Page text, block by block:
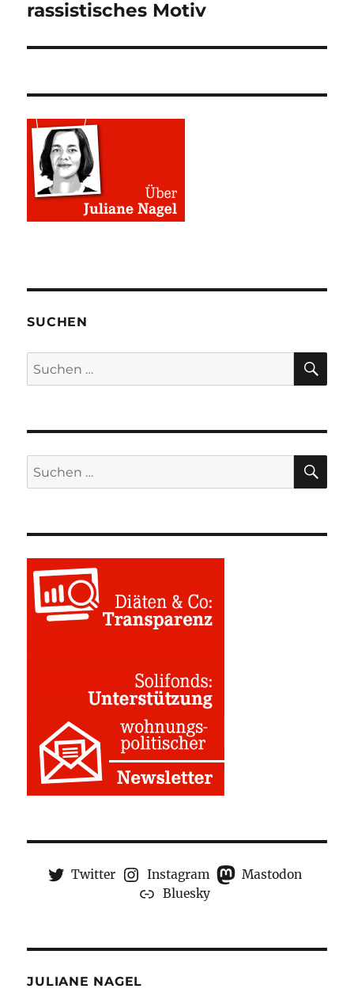
rassistisches Motiv
SUCHEN
Suchen
nach:
Suchen
nach:
Twitter Instagram
Mastodon
Bluesky
JULIANE NAGEL